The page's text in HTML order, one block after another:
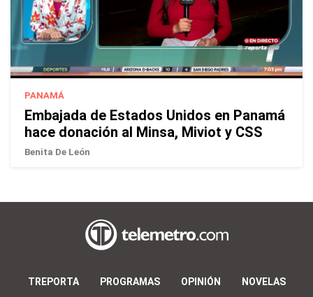
PANAMÁ
Embajada de Estados Unidos en Panamá
hace donación al Minsa, Miviot y CSS
Benita De León
TREPORTA PROGRAMAS OPINIÓN NOVELAS